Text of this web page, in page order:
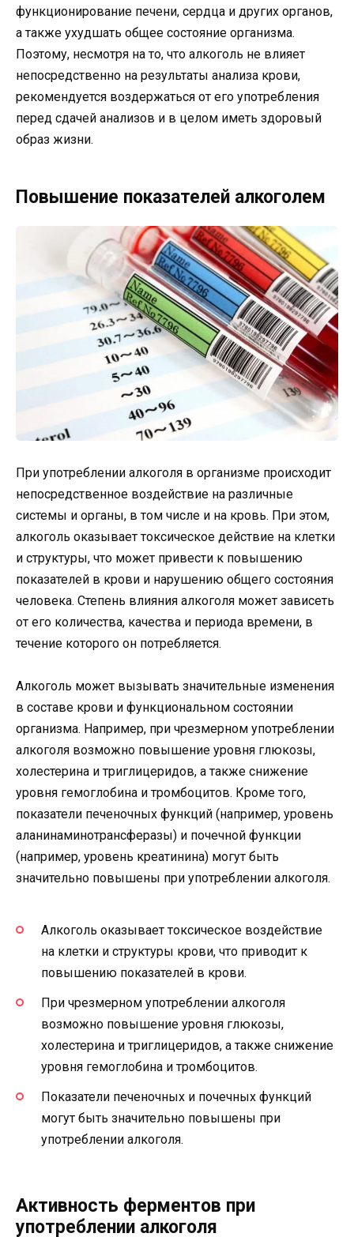
функционирование печени, сердца и других органов,
а также ухудшать общее состояние организма.
Поэтому, несмотря на то, что алкоголь не влияет
непосредственно на результаты анализа крови,
рекомендуется воздержаться от его употребления
перед сдачей анализов и в целом иметь здоровый
образ жизни.
Повышение показателей алкоголем
При употреблении алкоголя в организме происходит
непосредственное воздействие на различные
системы и органы, в том числе и на кровь. При этом,
алкоголь оказывает токсическое действие на клетки
и структуры, что может привести к повышению
показателей в крови и нарушению общего состояния
человека. Степень влияния алкоголя может зависеть
от его количества, качества и периода времени, в
течение которого он потребляется.
Алкоголь может вызывать значительные изменения
в составе крови и функциональном состоянии
организма. Например, при чрезмерном употреблении
алкоголя возможно повышение уровня глюкозы,
холестерина и триглицеридов, а также снижение
уровня гемоглобина и тромбоцитов. Кроме того,
показатели печеночных функций (например, уровень
аланинаминотрансферазы) и почечной функции
(например, уровень креатинина) могут быть
значительно повышены при употреблении алкоголя.
Алкоголь оказывает токсическое воздействие
на клетки и структуры крови, что приводит к
повышению показателей в крови.
При чрезмерном употреблении алкоголя
возможно повышение уровня глюкозы,
холестерина и триглицеридов, а также снижение
уровня гемоглобина и тромбоцитов.
Показатели печеночных и почечных функций
могут быть значительно повышены при
употреблении алкоголя.
Активность ферментов при
употреблении алкоголя